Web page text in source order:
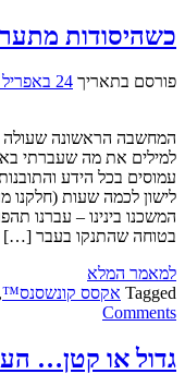
כשהיסודות
פורסם בתאריך 24 באפריל 2016
המחשבה הראשונה שעולה
למילים את מה שעברתי
עמוסים בכל הידע
לישון לכמה שעות (חלקנו
המשכנו בינינו – עברנו
בטוחה שהתנקו בעבר […]
למאמר המלא
Tagged אקסס קונשסנס™,
Comments
גדול או קטן…